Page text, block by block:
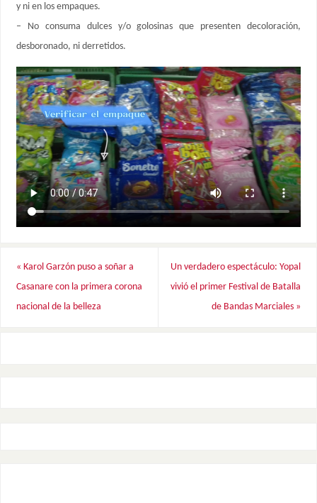
y ni en los empaques.
– No consuma dulces y/o golosinas que presenten decoloración,
desboronado, ni derretidos.
« Karol Garzón puso a soñar a
Casanare con la primera corona
nacional de la belleza
Un verdadero espectáculo: Yopal
vivió el primer Festival de Batalla
de Bandas Marciales »